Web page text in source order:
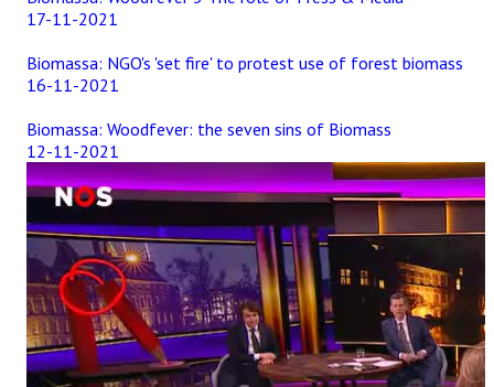
17-11-2021
Biomassa: NGO's 'set fire' to protest use of forest biomass
16-11-2021
Biomassa: Woodfever: the seven sins of Biomass
12-11-2021